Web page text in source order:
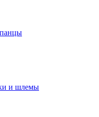
и шлемы